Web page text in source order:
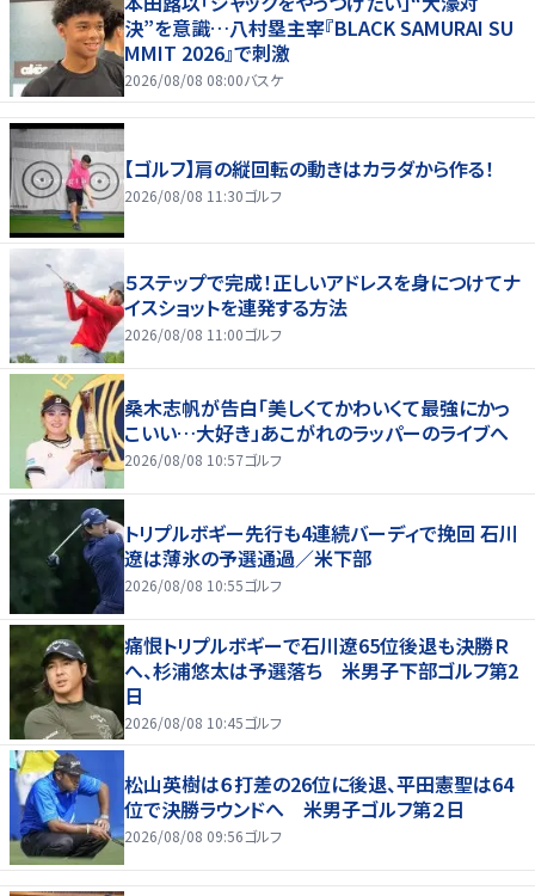
決”を意識…八村塁主宰『BLACK SAMURAI SU
MMIT 2026』で刺激
2026/08/08 08:00バスケ
【ゴルフ】肩の縦回転の動きはカラダから作る！
2026/08/08 11:30ゴルフ
５ステップで完成！正しいアドレスを身につけてナ
イスショットを連発する方法
2026/08/08 11:00ゴルフ
桑木志帆が告白「美しくてかわいくて最強にかっ
こいい…大好き」あこがれのラッパーのライブへ
2026/08/08 10:57ゴルフ
トリプルボギー先行も4連続バーディで挽回 石川
遼は薄氷の予選通過／米下部
2026/08/08 10:55ゴルフ
痛恨トリプルボギーで石川遼65位後退も決勝Ｒ
へ、杉浦悠太は予選落ち 米男子下部ゴルフ第2
日
2026/08/08 10:45ゴルフ
松山英樹は６打差の26位に後退、平田憲聖は64
位で決勝ラウンドへ 米男子ゴルフ第２日
2026/08/08 09:56ゴルフ